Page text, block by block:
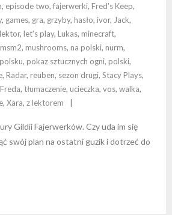
, episode two, fajerwerki, Fred's Keep,
, games, gra, grzyby, hasło, ivor, Jack,
lektor, let's play, Lukas, minecraft,
msm2, mushrooms, na polski, nurm,
, pokaz sztucznych ogni, polski,
, Radar, reuben, sezon drugi, Stacy Plays,
, tłumaczenie, ucieczka, vos, walka,
, Xara, z lektorem
Gildii Fajerwerków. Czy uda im się
swój plan na ostatni guzik i dotrzeć do